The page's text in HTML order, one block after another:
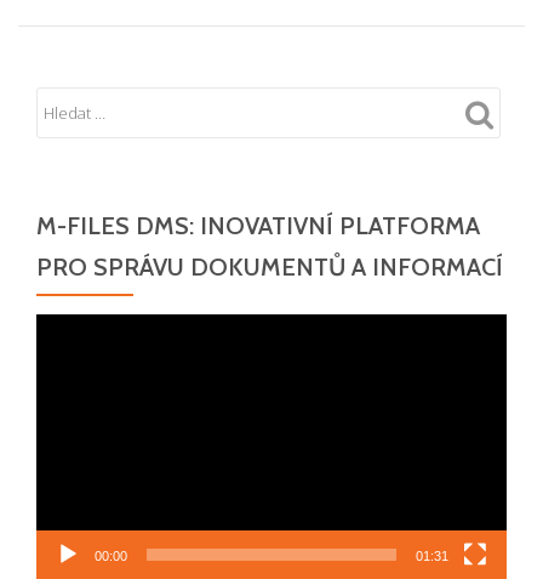
M-FILES DMS: INOVATIVNÍ PLATFORMA
PRO SPRÁVU DOKUMENTŮ A INFORMACÍ
00:00 01:31